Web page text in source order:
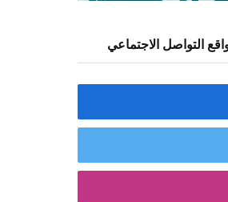
التواصل الاجتماعي